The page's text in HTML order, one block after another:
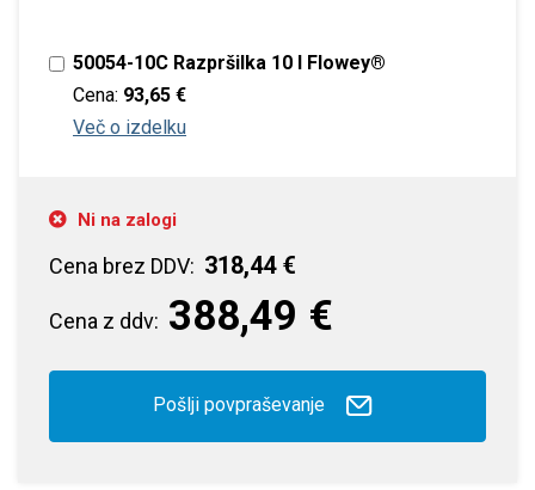
50054-10C Razpršilka 10 l Flowey®
Cena: 93,65 €
Več o izdelku
Ni na zalogi
Cena z ddv: 388,49 €
Cena brez DDV: 318,44 €
Pošlji povpraševanje